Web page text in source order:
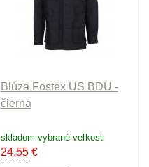
Blúza Fostex US BDU -
čierna
skladom vybrané veľkosti
24,55€